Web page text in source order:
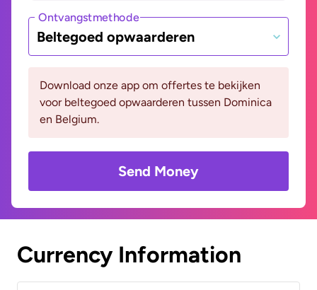
Ontvangstmethode
Beltegoed opwaarderen
Download onze app om offertes te bekijken
voor beltegoed opwaarderen tussen Dominica
en Belgium.
Send Money
Currency Information